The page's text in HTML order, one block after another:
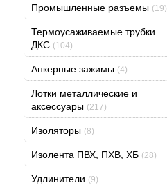
Промышленные разъемы (19)
Термоусаживаемые трубки
ДКС (104)
Анкерные зажимы (4)
Лотки металлические и
аксессуары (217)
Изоляторы (8)
Изолента ПВХ, ПХВ, ХБ (28)
Удлинители (9)